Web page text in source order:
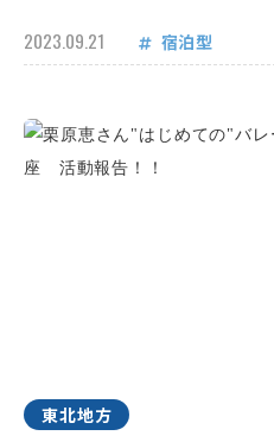
2023.09.21 宿泊型
東北地方